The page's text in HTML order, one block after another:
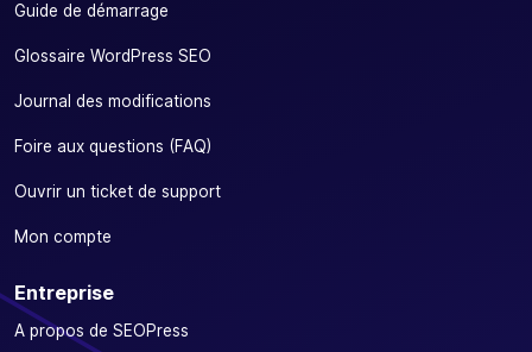
Guide de démarrage
Glossaire WordPress SEO
Journal des modifications
Foire aux questions (FAQ)
Ouvrir un ticket de support
Mon compte
Entreprise
A propos de SEOPress